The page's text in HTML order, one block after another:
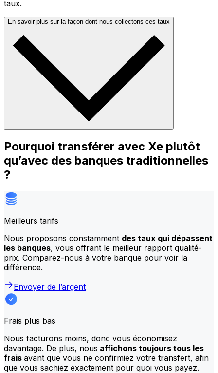
taux.
En savoir plus sur la façon dont nous collectons ces taux
Pourquoi transférer avec Xe plutôt
qu’avec des banques traditionnelles
?
Meilleurs tarifs
Nous proposons constamment des taux qui dépassent
les banques, vous offrant le meilleur rapport qualité-
prix. Comparez-nous à votre banque pour voir la
différence.
Envoyer de l’argent
Frais plus bas
Nous facturons moins, donc vous économisez
davantage. De plus, nous affichons toujours tous les
frais avant que vous ne confirmiez votre transfert, afin
que vous sachiez exactement pour quoi vous payez.